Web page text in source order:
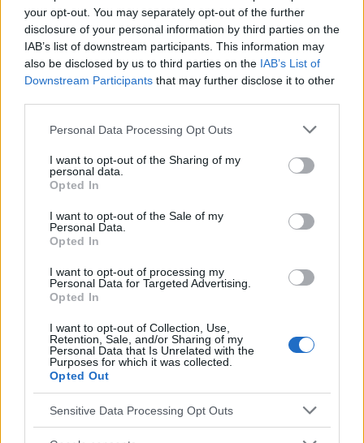
your opt-out. You may separately opt-out of the further
disclosure of your personal information by third parties on the
IAB’s list of downstream participants. This information may
also be disclosed by us to third parties on the IAB’s List of
Downstream Participants that may further disclose it to other
Please note that this website/app uses one or more Google
not limited to your visit or usage behaviour. You may click to
grant or deny consent to Google and its third-party tags to
use your data for below specified purposes in below Google
consent section.
Personal Data Processing Opt Outs
I want to opt-out of the Sharing of my
personal data.
Opted In
I want to opt-out of the Sale of my
Personal Data.
Opted In
I want to opt-out of processing my
Personal Data for Targeted Advertising.
Opted In
I want to opt-out of Collection, Use,
Retention, Sale, and/or Sharing of my
Personal Data that Is Unrelated with the
Purposes for which it was collected.
Opted Out
Sensitive Data Processing Opt Outs
dernière rencontre.
Comment réagissez-vous lorsque vous constatez
que votre enfant pense à mettre fin à ses jours ?
symptômes que vous observez. Pour que l'enfant
votre présence et de votre volonté de l'aider. Tenez
compte de son point de vue. Écoutez-le et ne
minimisez pas ses difficultés, ne les niez pas.
Demandez-lui directement si des
intentions suicidairesémergent. Montrez à votre
enfant que vous le comprenez. Indiquez-lui des
moyens de faire face au problème, suggérez-lui une
visite chez un psychiatre ou un psychothérapeute.
Si la vie de l'enfant est en danger, appelez